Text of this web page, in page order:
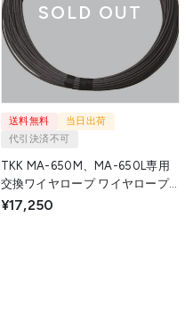
SOLD OUT
送料無料
当日出荷
代引決済不可
TKK MA-650M、MA-650L専用
交換ワイヤロープ ワイヤロープ
φ5×60M (麻芯6×19) 5X60M MA-
¥17,250